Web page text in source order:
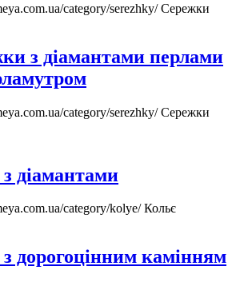
category/serezhky/Сережки
з діамантами перлами
category/serezhky/Сережки
діамантами
category/kolye/Кольє
дорогоцінним камінням